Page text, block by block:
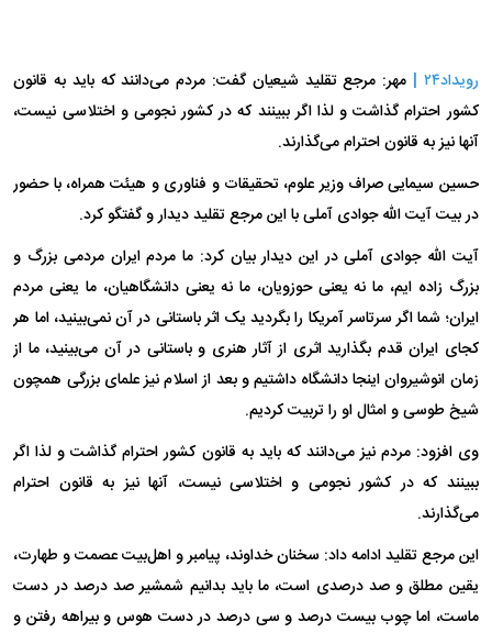
رویداد۲۴ |
مهر: مرجع تقلید شیعیان گفت: مردم می‌دانند که باید به قانون
کشور احترام گذاشت و لذا اگر ببینند که در کشور نجومی و اختلاسی نیست،
آنها نیز به قانون احترام می‌گذارند.
حسین سیمایی صراف وزیر علوم، تحقیقات و فناوری و هیئت همراه، با حضور
در بیت آیت الله جوادی آملی با این مرجع تقلید دیدار و گفتگو کرد.
آیت الله جوادی آملی در این دیدار بیان کرد: ما مردم ایران مردمی بزرگ و
بزرگ زاده ایم، ما نه یعنی حوزویان، ما نه یعنی دانشگاهیان، ما یعنی مردم
ایران؛ شما اگر سرتاسر آمریکا را بگردید یک اثر باستانی در آن نمی‌بینید، اما هر
کجای ایران قدم بگذارید اثری از آثار هنری و باستانی در آن می‌بینید، ما از
زمان انوشیروان اینجا دانشگاه داشتیم و بعد از اسلام نیز علمای بزرگی همچون
شیخ طوسی و امثال او را تربیت کردیم.
وی افزود: مردم نیز می‌دانند که باید به قانون کشور احترام گذاشت و لذا اگر
ببینند که در کشور نجومی و اختلاسی نیست، آنها نیز به قانون احترام
می‌گذارند.
این مرجع تقلید ادامه داد: سخنان خداوند، پیامبر و اهل‌بیت عصمت و طهارت،
یقین مطلق و صد درصدی است، ما باید بدانیم شمشیر صد درصد در دست
ماست، اما چوب بیست درصد و سی درصد در دست هوس و بیراهه رفتن و